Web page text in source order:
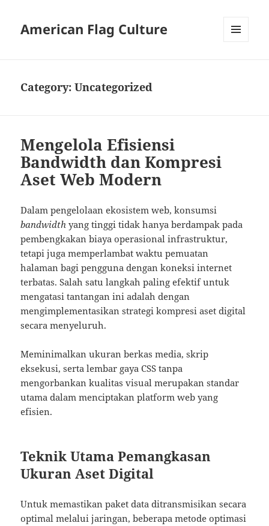
American Flag Culture
Category:Uncategorized
Mengelola Efisiensi
Bandwidth dan Kompresi
Aset Web Modern
Dalam pengelolaan ekosistem web, konsumsi
bandwidth yang tinggi tidak hanya berdampak pada
pembengkakan biaya operasional infrastruktur,
tetapi juga memperlambat waktu pemuatan
halaman bagi pengguna dengan koneksi internet
terbatas. Salah satu langkah paling efektif untuk
mengatasi tantangan ini adalah dengan
mengimplementasikan strategi kompresi aset digital
secara menyeluruh.
Meminimalkan ukuran berkas media, skrip
eksekusi, serta lembar gaya CSS tanpa
mengorbankan kualitas visual merupakan standar
utama dalam menciptakan platform web yang
efisien.
Teknik Utama Pemangkasan
Ukuran Aset Digital
Untuk memastikan paket data ditransmisikan secara
optimal melalui jaringan, beberapa metode optimasi